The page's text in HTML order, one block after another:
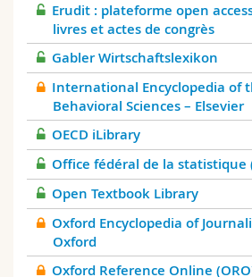
Erudit : plateforme open
livres et actes de congrès
Gabler Wirtschaftslexikon
International Encyclopedia of
Behavioral Sciences – Elsevier
OECD iLibrary
Office fédéral de la statistique
Open Textbook Library
Oxford Encyclopedia of
Oxford
Oxford Reference Online